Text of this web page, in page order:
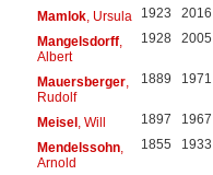
Mamlok, Ursula 1923 2016
Mangelsdorff,
Albert
1928 2005
Mauersberger,
Rudolf
1889 1971
Meisel, Will 1897 1967
Mendelssohn,
Arnold
1855 1933